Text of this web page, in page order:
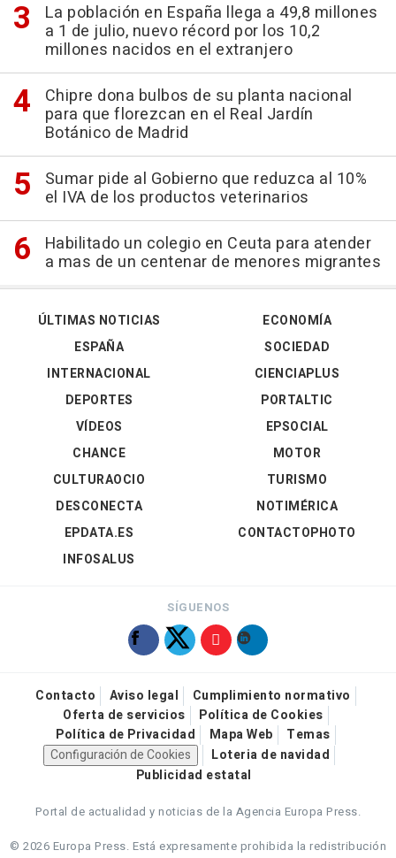
La población en España llega a 49,8 millones
a 1 de julio, nuevo récord por los 10,2
millones nacidos en el extranjero
Chipre dona bulbos de su planta nacional
para que florezcan en el Real Jardín
Botánico de Madrid
Sumar pide al Gobierno que reduzca al 10%
el IVA de los productos veterinarios
Habilitado un colegio en Ceuta para atender
a mas de un centenar de menores migrantes
ÚLTIMAS NOTICIAS
ESPAÑA
INTERNACIONAL
DEPORTES
VÍDEOS
ECONOMÍA
SOCIEDAD
CIENCIAPLUS
PORTALTIC
EPSOCIAL
CHANCE
CULTURAOCIO
DESCONECTA
EPDATA.ES
INFOSALUS
MOTOR
TURISMO
NOTIMÉRICA
CONTACTOPHOTO
SÍGUENOS
Contacto Aviso legal
Cumplimiento normativo
Oferta de servicios
Política de Cookies
Política de Privacidad
Mapa Web
Temas
Configuración de Cookies
Loteria de navidad
Publicidad estatal
Portal de actualidad y noticias de la Agencia Europa Press.
© 2026 Europa Press. Está expresamente prohibida la redistribución